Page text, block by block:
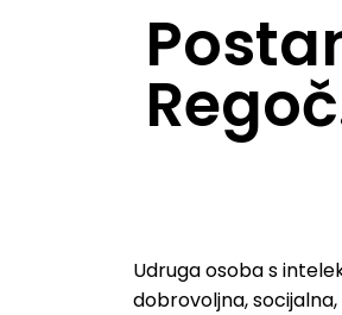
Udruga osoba s
dobrovoljna,